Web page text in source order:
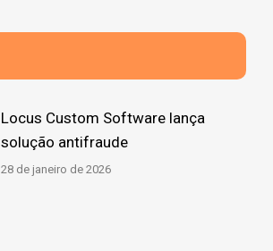
Locus Custom Software lança
solução antifraude
28 de janeiro de 2026